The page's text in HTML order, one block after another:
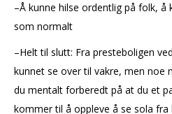
–Å kunne hilse ordentlig på folk,
som normalt
–Helt til slutt: Fra presteboligen
kunnet se over til vakre, men noe
du mentalt forberedt på at du et
kommer til å oppleve å se sola